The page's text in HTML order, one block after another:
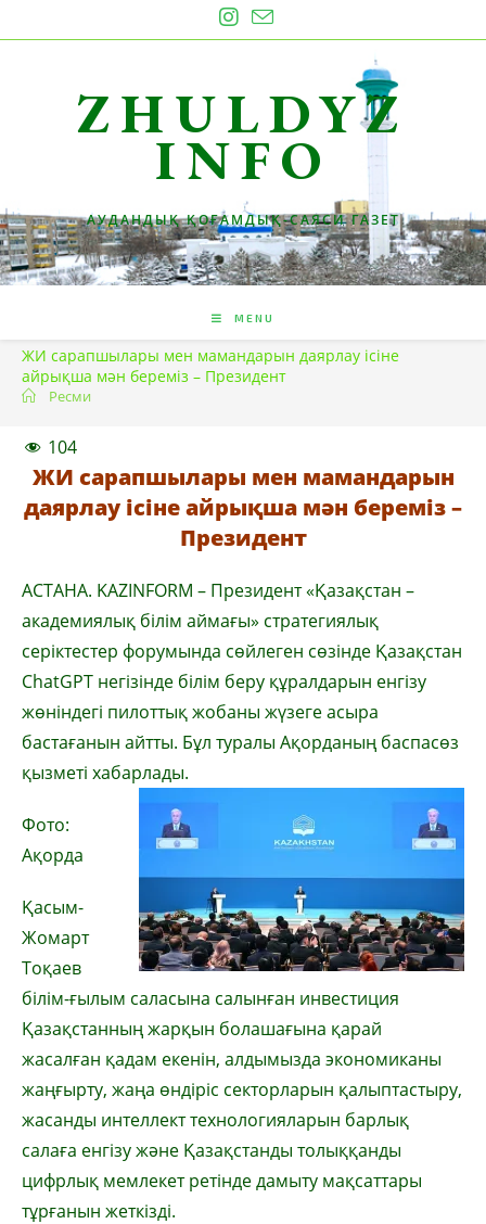
to
ZHULDYZ
INFO
АУДАНДЫҚ ҚОҒАМДЫҚ-САЯСИ ГАЗЕТ
MENU
ЖИ сарапшылары мен мамандарын даярлау ісіне
айрықша мән береміз – Президент
Ресми
104
ЖИ сарапшылары мен мамандарын
даярлау ісіне айрықша мән береміз –
Президент
АСТАНА. KAZINFORM – Президент «Қазақстан –
академиялық білім аймағы» стратегиялық
серіктестер форумында сөйлеген сөзінде Қазақстан
ChatGPT негізінде білім беру құралдарын енгізу
жөніндегі пилоттық жобаны жүзеге асыра
бастағанын айтты. Бұл туралы Ақорданың баспасөз
қызметі хабарлады.
Фото:
Ақорда
Қасым-
Жомарт
Тоқаев
білім-ғылым саласына салынған инвестиция
Қазақстанның жарқын болашағына қарай
жасалған қадам екенін, алдымызда экономиканы
жаңғырту, жаңа өндіріс секторларын қалыптастыру,
жасанды интеллект технологияларын барлық
салаға енгізу және Қазақстанды толыққанды
цифрлық мемлекет ретінде дамыту мақсаттары
тұрғанын жеткізді.